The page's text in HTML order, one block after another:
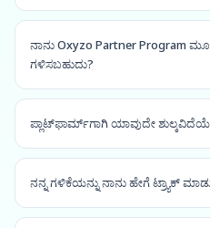
ನಾನು Oxyzo Partner Program
ಗಳಿಸಬಹುದು?
ಪ್ಲಾಟ್‌ಫಾರ್ಮ್‌ಗಾಗಿ ಯಾವುದೇ
ನನ್ನ ಗಳಿಕೆಯನ್ನು ನಾನು ಹೇಗೆ ಟ್ರ್ಯಾಕ್